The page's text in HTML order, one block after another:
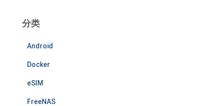
分类
Android
Docker
eSIM
FreeNAS